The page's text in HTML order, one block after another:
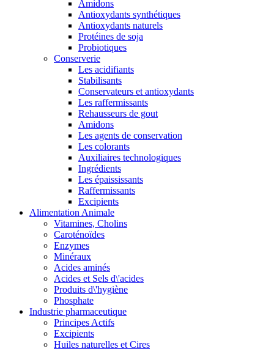
Amidons
Antioxydants synthétiques
Antioxydants naturels
Protéines de soja
Probiotiques
Conserverie
Les acidifiants
Stabilisants
Conservateurs et antioxydants
Les raffermissants
Rehausseurs de gout
Amidons
Les agents de conservation
Les colorants
Auxiliaires technologiques
Ingrédients
Les épaississants
Raffermissants
Excipients
Alimentation Animale
Vitamines, Cholins
Caroténoïdes
Enzymes
Minéraux
Acides aminés
Acides et Sels d\'acides
Produits d\'hygiène
Phosphate
Industrie pharmaceutique
Principes Actifs
Excipients
Huiles naturelles et Cires